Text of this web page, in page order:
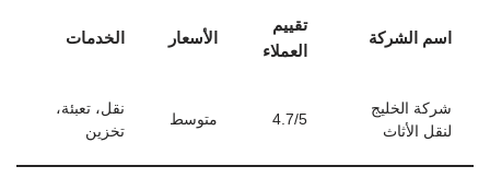
اسم الشركة
تقييم
العملاء
الأسعار الخدمات
شركة الخليج
لنقل الأثاث
4.7/5 متوسط
نقل، تعبئة،
تخزين